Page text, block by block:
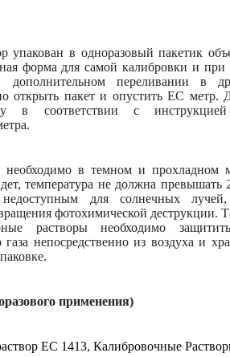
упакован в одноразовый пакетик
форма для самой калибровки и при
дополнительном переливании в
открыть пакет и опустить EC метр.
в соответствии с
необходимо в темном и прохладном
температура не должна превышать
для солнечных
фотохимической деструкции.
растворы необходимо
газа непосредственно из воздуха и
применения)
EC 1413, Калибровочные